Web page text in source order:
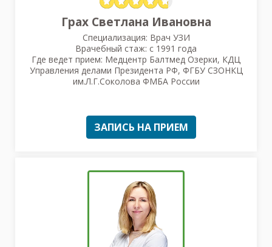
Грах Светлана Ивановна
Специализация: Врач УЗИ
Врачебный стаж: с 1991 года
Где ведет прием: Медцентр Балтмед Озерки, КДЦ
Управления делами Президента РФ, ФГБУ СЗОНКЦ
им.Л.Г.Соколова ФМБА России
ЗАПИСЬ НА ПРИЕМ